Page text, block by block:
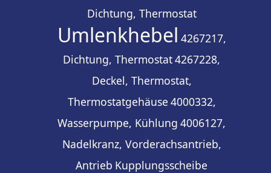
Dichtung, Thermostat
Umlenkhebel 4267217,
Dichtung, Thermostat4267228,
Deckel, Thermostat,
Thermostatgehäuse 4000332,
Wasserpumpe, Kühlung 4006127,
Nadelkranz, Vorderachsantrieb,
Antrieb Kupplungsscheibe